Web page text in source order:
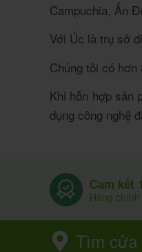
Campuchia, Ấn
Với Úc là trụ sở
Chúng tôi có
Khi hỗn hợp sản
dụng công nghệ
Cam kết
Hàng
Tìm cửa